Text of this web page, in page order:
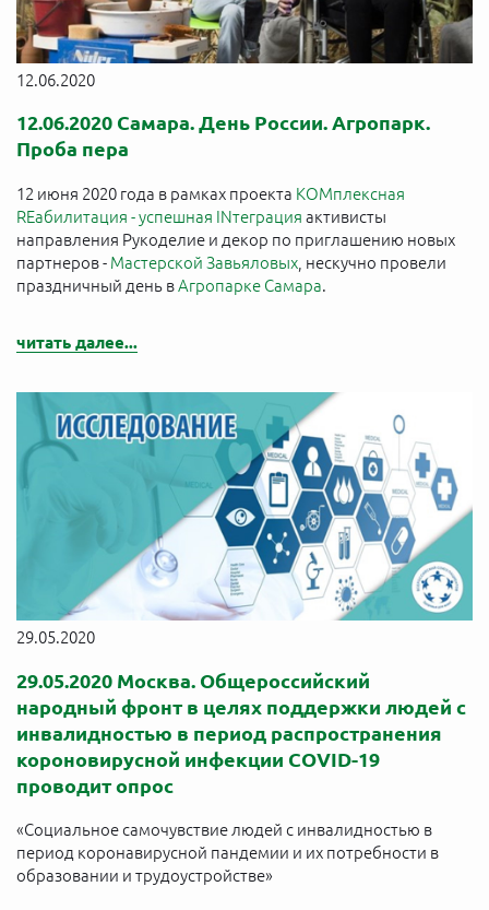
12.06.2020
12.06.2020 Самара. День России. Агропарк.
Проба пера
12 июня 2020 года в рамках проекта KOMплексная
REабилитация - успешная INтеграция активисты
направления Рукоделие и декор по приглашению новых
партнеров - Мастерской Завьяловых , нескучно провели
праздничный день вАгропарке Самара.
читать далее...
29.05.2020
29.05.2020 Москва. Общероссийский
народный фронт в целях поддержки людей с
инвалидностью в период распространения
короновирусной инфекции COVID-19
проводит опрос
«Социальное самочувствие людей с инвалидностью в
период коронавирусной пандемии и их потребности в
образовании и трудоустройстве»